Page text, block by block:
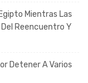
Mientras Las
Del Reencuentro Y
Detener A Varios